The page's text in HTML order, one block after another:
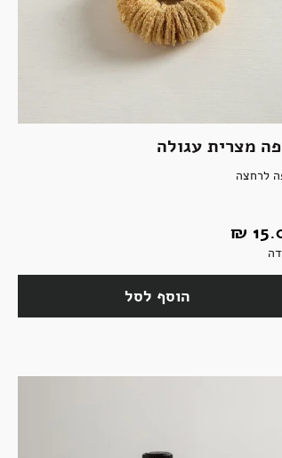
מצרית עגולה
לרחצה
הוסף לסל